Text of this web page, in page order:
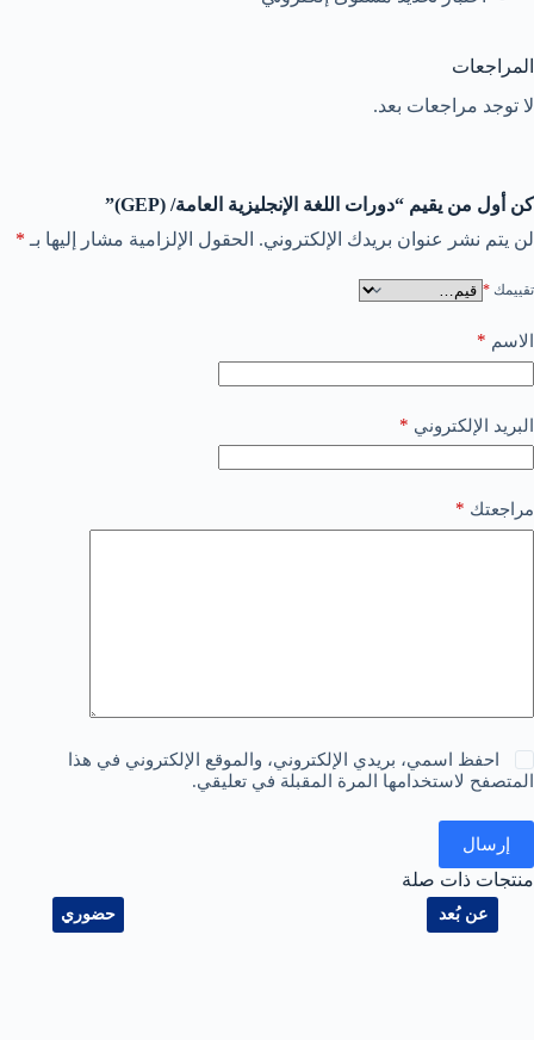
المراجعات
لا توجد مراجعات بعد.
كن أول من يقيم “دورات اللغة الإنجليزية العامة/ (GEP)”
لن يتم نشر عنوان بريدك الإلكتروني. الحقول الإلزامية مشار إليها بـ *
تقييمك *
الاسم *
البريد الإلكتروني *
مراجعتك *
احفظ اسمي، بريدي الإلكتروني، والموقع الإلكتروني في هذا
المتصفح لاستخدامها المرة المقبلة في تعليقي.
إرسال
منتجات ذات صلة
حضوري عن بُعد